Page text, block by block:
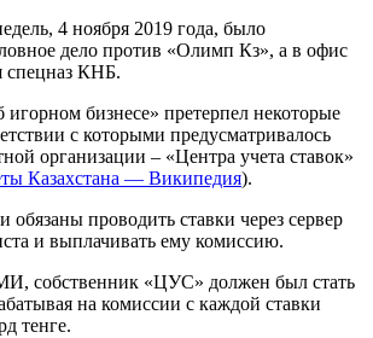
4 ноября 2019 года, было
дело против «Олимп Кз», а в офис
спецназ КНБ.
бизнесе» претерпел некоторые
с которыми предусматривалось
организации – «Центра учета ставок»
Казахстана — Википедия).
обязаны проводить ставки через сервер
и выплачивать ему комиссию.
собственник «ЦУС» должен был стать
на комиссии с каждой ставки
тенге.